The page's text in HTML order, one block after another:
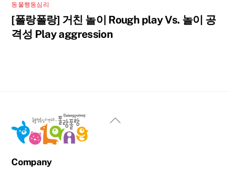
동물행동심리
[폴랑폴랑] 거친 놀이 Rough play Vs. 놀이 공
격성 Play aggression
Back
Company